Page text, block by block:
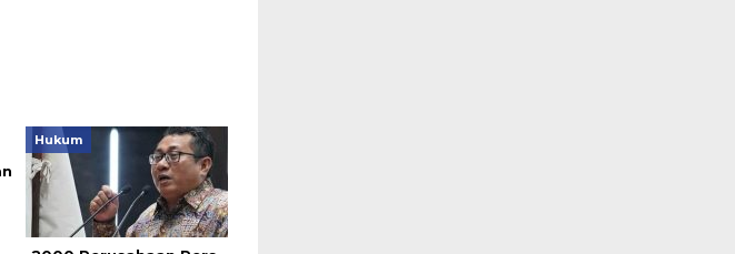
Hukum